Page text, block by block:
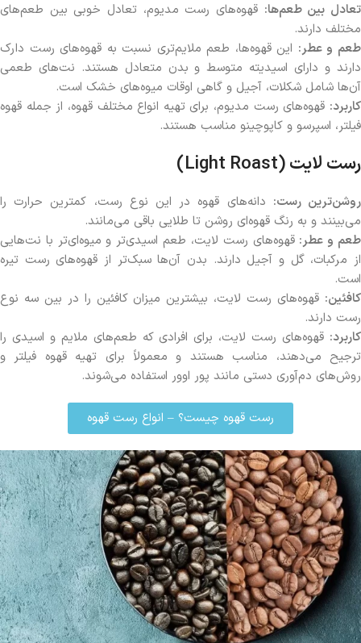
تعادل بین طعم‌ها: قهوه‌های رست مدیوم، تعادل خوبی بین طعم‌های
مختلف دارند.
طعم و عطر: این قهوه‌ها، طعم ملایم‌تری نسبت به قهوه‌های رست دارک
دارند و دارای اسیدیته متوسط و بدن متعادل هستند. نت‌های طعمی
آن‌ها شامل شکلات، آجیل و گاهی اوقات میوه‌های خشک است.
کاربرد: قهوه‌های رست مدیوم، برای تهیه انواع مختلف قهوه، از جمله قهوه
فیلتر، اسپرسو و کاپوچینو مناسب هستند.
رست لایت(Light Roast)
روشن‌ترین رست: دانه‌های قهوه در این نوع رست، کمترین حرارت را
می‌بینند و به رنگ قهوه‌ای روشن تا طلایی باقی می‌مانند.
طعم و عطر: قهوه‌های رست لایت، طعم اسیدی‌تر و میوه‌ای‌تر با نت‌هایی
از مرکبات، گل و آجیل دارند. بدن آن‌ها سبک‌تر از قهوه‌های رست تیره
است.
کافئین: قهوه‌های رست لایت، بیشترین میزان کافئین را در بین سه نوع
رست دارند.
کاربرد: قهوه‌های رست لایت، برای افرادی که طعم‌های ملایم و اسیدی را
ترجیح می‌دهند، مناسب هستند و معمولاً برای تهیه قهوه فیلتر و
روش‌های دم‌آوری دستی مانند پور اوور استفاده می‌شوند.
رست قهوه چیست؟ – انواع رست قهوه